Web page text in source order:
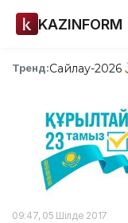
KAZINFORM
Тренд:Сайлау-2026
09:47, 05 Шілде 2017